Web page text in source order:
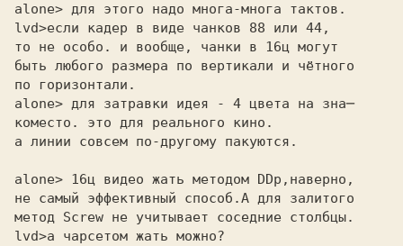
alone> для этого надо многа-многа тактов.
lvd>
то не особо. и вообще, чанки в 16ц могут
быть любого размера по вертикали и чётного
по горизонтали.
alone> для затравки идея - 4 цвета на зна─
коместо. это для реального кино.
а линии совсем по-другому пакуются.
alone> 16ц видео жать методом DDp,наверно,
не самый эффективный способ.А для залитого
метод Screw не учитывает соседние столбцы.
lvd>